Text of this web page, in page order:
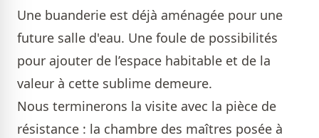
Une buanderie est déjà aménagée pour une
future salle d'eau. Une foule de possibilités
pour ajouter de l’espace habitable et de la
valeur à cette sublime demeure.
Nous terminerons la visite avec la pièce de
résistance : la chambre des maîtres posée à